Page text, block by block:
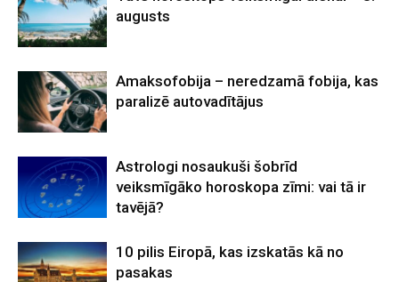
augusts
Amaksofobija – neredzamā fobija, kas
paralizē autovadītājus
Astrologi nosaukuši šobrīd
veiksmīgāko horoskopa zīmi: vai tā ir
tavējā?
10 pilis Eiropā, kas izskatās kā no
pasakas